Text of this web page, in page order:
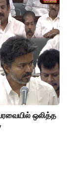
ஒலித்த